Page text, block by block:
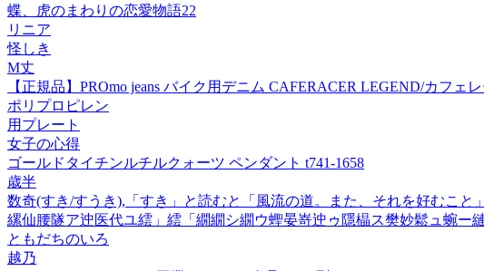
蝶、虎のまわりの恋愛物語22
リニア
怪しき
M丈
【正規品】PROmo jeans バイク用デニム CAFERACER LEGEND/カフ
ポリプロピレン
用プレート
女子の心得
ゴールドタイチンルチルクォーツ ペンダント t741-1658
歳半
数奇(すき/すうき),「すき」と読むと「風流の道。また、それを好むこと
縲仙腰隧ア迚医代ユ繧」繧「繝繝シ繝ウ蟶晏嵜迚ゥ隱橸ス樊妙鬆ュ蜿
ともだちのいろ
越乃